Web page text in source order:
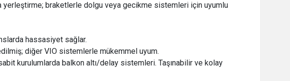
yerleştirme; braketlerle dolgu veya gecikme sistemleri için uyumlu
hassasiyet sağlar.
diğer VIO sistemlerle mükemmel uyum.
kurulumlarda balkon altı/delay sistemleri. Taşınabilir ve kolay